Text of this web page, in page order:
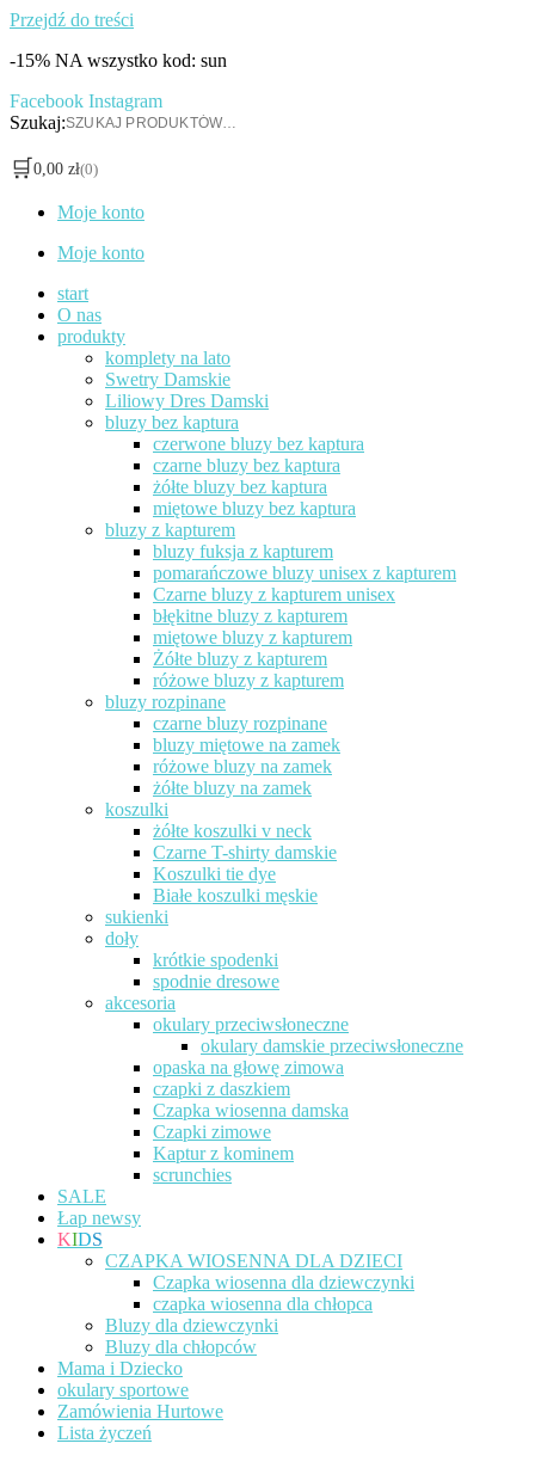
Przejdź do treści
-15% NA wszystko kod: sun
Facebook Instagram
Szukaj:
🛒 0,00 zł(0)
Moje konto
Moje konto
start
O nas
produkty
komplety na lato
Swetry Damskie
Liliowy Dres Damski
bluzy bez kaptura
czerwone bluzy bez kaptura
czarne bluzy bez kaptura
żółte bluzy bez kaptura
miętowe bluzy bez kaptura
bluzy z kapturem
bluzy fuksja z kapturem
pomarańczowe bluzy unisex z kapturem
Czarne bluzy z kapturem unisex
błękitne bluzy z kapturem
miętowe bluzy z kapturem
Żółte bluzy z kapturem
różowe bluzy z kapturem
bluzy rozpinane
czarne bluzy rozpinane
bluzy miętowe na zamek
różowe bluzy na zamek
żółte bluzy na zamek
koszulki
żółte koszulki v neck
Czarne T-shirty damskie
Koszulki tie dye
Białe koszulki męskie
sukienki
doły
krótkie spodenki
spodnie dresowe
akcesoria
okulary przeciwsłoneczne
okulary damskie przeciwsłoneczne
opaska na głowę zimowa
czapki z daszkiem
Czapka wiosenna damska
Czapki zimowe
Kaptur z kominem
scrunchies
SALE
Łap newsy
KIDS
CZAPKA WIOSENNA DLA DZIECI
Czapka wiosenna dla dziewczynki
czapka wiosenna dla chłopca
Bluzy dla dziewczynki
Bluzy dla chłopców
Mama i Dziecko
okulary sportowe
Zamówienia Hurtowe
Lista życzeń